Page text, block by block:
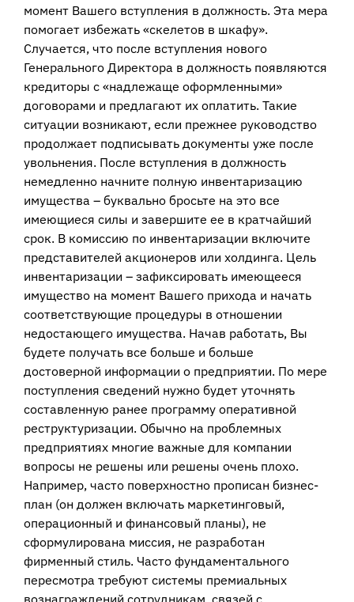
момент Вашего вступления в должность. Эта мера
помогает избежать «скелетов в шкафу».
Случается, что после вступления нового
Генерального Директора в должность появляются
кредиторы с «надлежаще оформленными»
договорами и предлагают их оплатить. Такие
ситуации возникают, если прежнее руководство
продолжает подписывать документы уже после
увольнения. После вступления в должность
немедленно начните полную инвентаризацию
имущества – буквально бросьте на это все
имеющиеся силы и завершите ее в кратчайший
срок. В комиссию по инвентаризации включите
представителей акционеров или холдинга. Цель
инвентаризации – зафиксировать имеющееся
имущество на момент Вашего прихода и начать
соответствующие процедуры в отношении
недостающего имущества. Начав работать, Вы
будете получать все больше и больше
достоверной информации о предприятии. По мере
поступления сведений нужно будет уточнять
составленную ранее программу оперативной
реструктуризации. Обычно на проблемных
предприятиях многие важные для компании
вопросы не решены или решены очень плохо.
Например, часто поверхностно прописан бизнес-
план (он должен включать маркетинговый,
операционный и финансовый планы), не
сформулирована миссия, не разработан
фирменный стиль. Часто фундаментального
пересмотра требуют системы премиальных
вознаграждений сотрудникам, связей с